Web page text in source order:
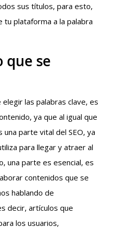
sus títulos, para esto,
tu plataforma a la palabra
que se
las palabras clave, es
ya que al igual que
parte vital del SEO, ya
para llegar y atraer al
una parte es esencial, es
contenidos que se
hablando de
decir, artículos que
los usuarios,